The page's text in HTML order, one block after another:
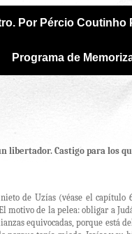
Por Pércio Coutinho
Programa de
libertador. Castigo para los
de Uzías (véase el capítulo
motivo de la pelea: obligar a
equivocadas, porque está